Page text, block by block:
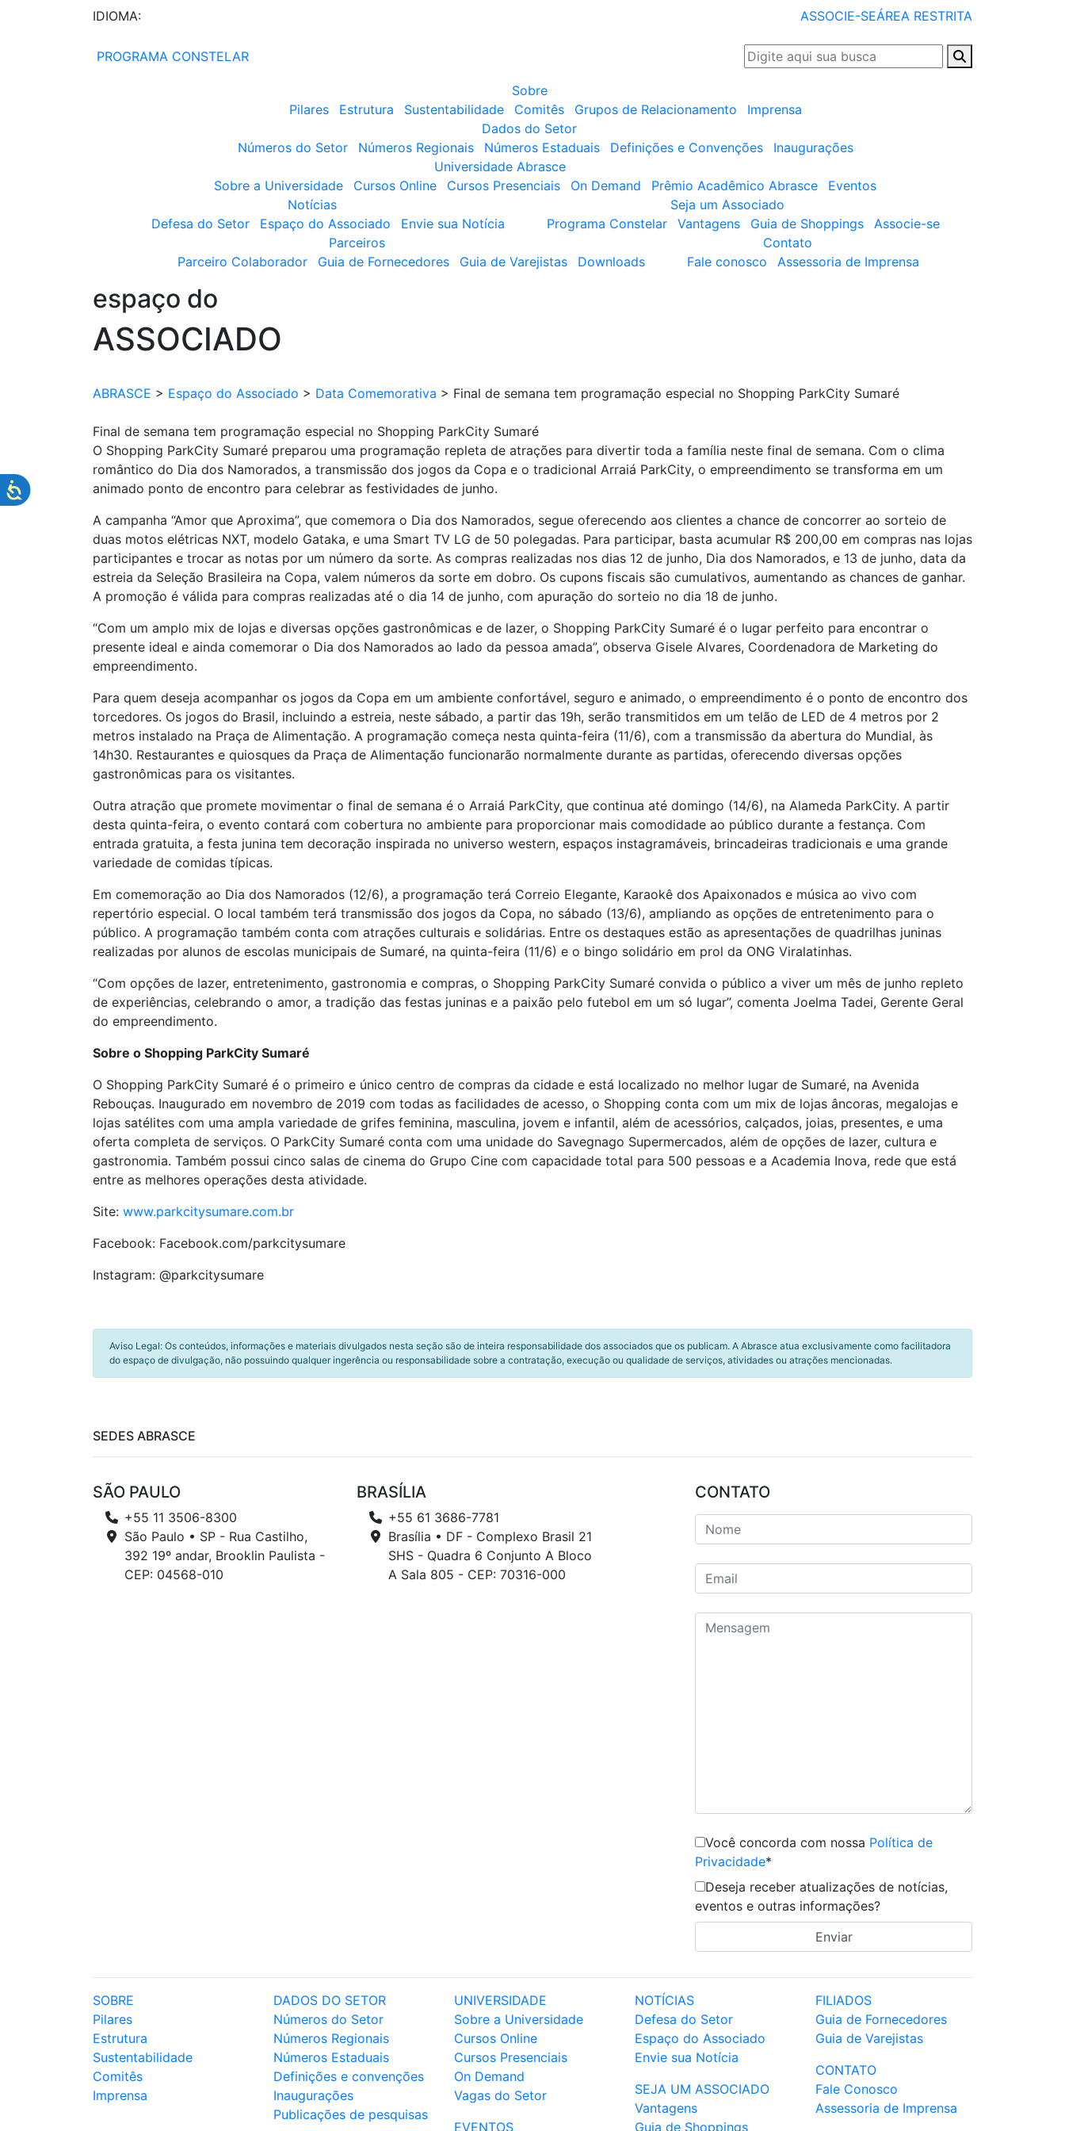
IDIOMA: ASSOCIE-SEÁREA RESTRITA
PROGRAMA CONSTELAR
Sobre
Pilares
Estrutura Sustentabilidade Comitês Grupos de Relacionamento
Imprensa
Dados do Setor
Números do Setor
Números Regionais Números Estaduais Definições e Convenções
Inaugurações
Universidade Abrasce
Sobre a Universidade
Cursos Online Cursos Presenciais On Demand Prêmio Acadêmico Abrasce
Eventos
Notícias
Defesa do Setor
Espaço do Associado Envie sua Notícia
Seja um Associado
Programa Constelar
Vantagens Guia de Shoppings
Associe-se
Parceiros
Parceiro Colaborador
Guia de Fornecedores Guia de Varejistas Downloads
Contato
Fale conosco
Assessoria de Imprensa
espaço do
ASSOCIADO
ABRASCE > Espaço do Associado > Data Comemorativa > Final de semana tem programação especial no Shopping ParkCity Sumaré
Final de semana tem programação especial no Shopping ParkCity Sumaré
O Shopping ParkCity Sumaré preparou uma programação repleta de atrações para divertir toda a família neste final de semana. Com o clima
romântico do Dia dos Namorados, a transmissão dos jogos da Copa e o tradicional Arraiá ParkCity, o empreendimento se transforma em um
animado ponto de encontro para celebrar as festividades de junho.
A campanha “Amor que Aproxima”, que comemora o Dia dos Namorados, segue oferecendo aos clientes a chance de concorrer ao sorteio de
duas motos elétricas NXT, modelo Gataka, e uma Smart TV LG de 50 polegadas. Para participar, basta acumular R$ 200,00 em compras nas lojas
participantes e trocar as notas por um número da sorte. As compras realizadas nos dias 12 de junho, Dia dos Namorados, e 13 de junho, data da
estreia da Seleção Brasileira na Copa, valem números da sorte em dobro. Os cupons fiscais são cumulativos, aumentando as chances de ganhar.
A promoção é válida para compras realizadas até o dia 14 de junho, com apuração do sorteio no dia 18 de junho.
“Com um amplo mix de lojas e diversas opções gastronômicas e de lazer, o Shopping ParkCity Sumaré é o lugar perfeito para encontrar o
presente ideal e ainda comemorar o Dia dos Namorados ao lado da pessoa amada”, observa Gisele Alvares, Coordenadora de Marketing do
empreendimento.
Para quem deseja acompanhar os jogos da Copa em um ambiente confortável, seguro e animado, o empreendimento é o ponto de encontro dos
torcedores. Os jogos do Brasil, incluindo a estreia, neste sábado, a partir das 19h, serão transmitidos em um telão de LED de 4 metros por 2
metros instalado na Praça de Alimentação. A programação começa nesta quinta-feira (11/6), com a transmissão da abertura do Mundial, às
14h30. Restaurantes e quiosques da Praça de Alimentação funcionarão normalmente durante as partidas, oferecendo diversas opções
gastronômicas para os visitantes.
Outra atração que promete movimentar o final de semana é o Arraiá ParkCity, que continua até domingo (14/6), na Alameda ParkCity. A partir
desta quinta-feira, o evento contará com cobertura no ambiente para proporcionar mais comodidade ao público durante a festança. Com
entrada gratuita, a festa junina tem decoração inspirada no universo western, espaços instagramáveis, brincadeiras tradicionais e uma grande
variedade de comidas típicas.
Em comemoração ao Dia dos Namorados (12/6), a programação terá Correio Elegante, Karaokê dos Apaixonados e música ao vivo com
repertório especial. O local também terá transmissão dos jogos da Copa, no sábado (13/6), ampliando as opções de entretenimento para o
público. A programação também conta com atrações culturais e solidárias. Entre os destaques estão as apresentações de quadrilhas juninas
realizadas por alunos de escolas municipais de Sumaré, na quinta-feira (11/6) e o bingo solidário em prol da ONG Viralatinhas.
“Com opções de lazer, entretenimento, gastronomia e compras, o Shopping ParkCity Sumaré convida o público a viver um mês de junho repleto
de experiências, celebrando o amor, a tradição das festas juninas e a paixão pelo futebol em um só lugar”, comenta Joelma Tadei, Gerente Geral
do empreendimento.
Sobre o Shopping ParkCity Sumaré
O Shopping ParkCity Sumaré é o primeiro e único centro de compras da cidade e está localizado no melhor lugar de Sumaré, na Avenida
Rebouças. Inaugurado em novembro de 2019 com todas as facilidades de acesso, o Shopping conta com um mix de lojas âncoras, megalojas e
lojas satélites com uma ampla variedade de grifes feminina, masculina, jovem e infantil, além de acessórios, calçados, joias, presentes, e uma
oferta completa de serviços. O ParkCity Sumaré conta com uma unidade do Savegnago Supermercados, além de opções de lazer, cultura e
gastronomia. Também possui cinco salas de cinema do Grupo Cine com capacidade total para 500 pessoas e a Academia Inova, rede que está
entre as melhores operações desta atividade.
Site: www.parkcitysumare.com.br
Facebook: Facebook.com/parkcitysumare
Instagram: @parkcitysumare
Aviso Legal: Os conteúdos, informações e materiais divulgados nesta seção são de inteira responsabilidade dos associados que os publicam. A Abrasce atua exclusivamente como facilitadora
do espaço de divulgação, não possuindo qualquer ingerência ou responsabilidade sobre a contratação, execução ou qualidade de serviços, atividades ou atrações mencionadas.
SEDES ABRASCE
SÃO PAULO
+55 11 3506-8300
São Paulo • SP - Rua Castilho,
392 19º andar, Brooklin Paulista -
CEP: 04568-010
BRASÍLIA
+55 61 3686-7781
Brasília • DF - Complexo Brasil 21
SHS - Quadra 6 Conjunto A Bloco
A Sala 805 - CEP: 70316-000
CONTATO
Você concorda com nossa Política de
Privacidade*
Deseja receber atualizações de notícias,
eventos e outras informações?
SOBRE
Pilares
Estrutura
Sustentabilidade
Comitês
Imprensa
DADOS DO SETOR
Números do Setor
Números Regionais
Números Estaduais
Definições e convenções
Inaugurações
Publicações de pesquisas
UNIVERSIDADE
Sobre a Universidade
Cursos Online
Cursos Presenciais
On Demand
Vagas do Setor
EVENTOS
NOTÍCIAS
Defesa do Setor
Espaço do Associado
Envie sua Notícia
SEJA UM ASSOCIADO
Vantagens
Guia de Shoppings
FILIADOS
Guia de Fornecedores
Guia de Varejistas
CONTATO
Fale Conosco
Assessoria de Imprensa